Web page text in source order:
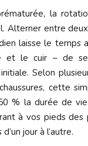
la
Alterner entre
laisse le temps
et le cuir – de
Selon
cette
% la durée de
à vos pieds des
jour à l’autre.